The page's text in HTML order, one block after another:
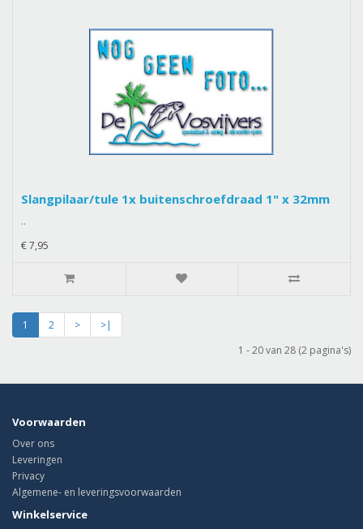
Slangpilaar/tule 1x buitenschroefdraad 1" x 32mm
..
€ 7,95
1 2 >
>|
1 - 20 van 28 (2 pagina's)
Voorwaarden
Over ons
Leveringen
Privacy
Algemene- en leveringsvoorwaarden
Winkelservice